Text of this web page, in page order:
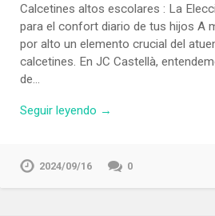
Calcetines altos escolares : La
para el confort diario de tus hijos A
por alto un elemento crucial del
calcetines. En JC Castellà,
de…
Seguir leyendo →
2024/09/16 0